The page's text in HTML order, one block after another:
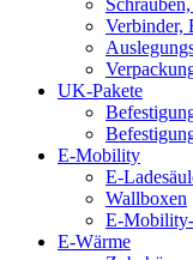
Verbinder,
UK-Pakete
E-Mobility
E-
Wallboxen
E-
E-Wärme